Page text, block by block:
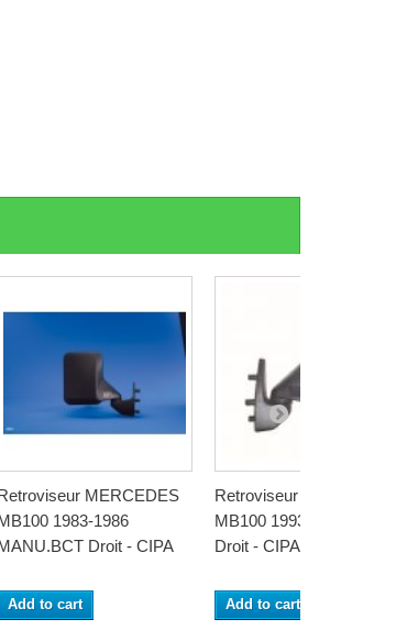
MERCEDES
1983-1986
Droit - CIPA
Add to cart
Retroviseur MERCEDES
MB100 1993-
Droit - CIPA
Add to cart